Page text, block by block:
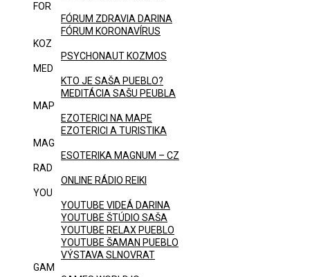
FOR
FÓRUM ZDRAVIA DARINA
FÓRUM KORONAVÍRUS
KOZ
PSYCHONAUT KOZMOS
MED
KTO JE SAŠA PUEBLO?
MEDITÁCIA SAŠU PEUBLA
MAP
EZOTERICI NA MAPE
EZOTERICI A TURISTIKA
MAG
ESOTERIKA MAGNUM – CZ
RAD
ONLINE RÁDIO REIKI
YOU
YOUTUBE VIDEÁ DARINA
YOUTUBE ŠTÚDIO SAŠA
YOUTUBE RELAX PUEBLO
YOUTUBE ŠAMAN PUEBLO
VÝSTAVA SLNOVRAT
GAM